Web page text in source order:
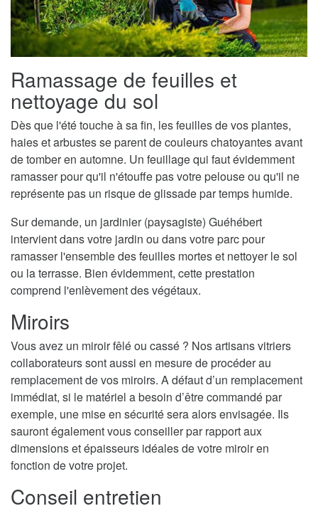
Ramassage de feuilles et
nettoyage du sol
Dès que l'été touche à sa fin, les feuilles de vos plantes,
haies et arbustes se parent de couleurs chatoyantes avant
de tomber en automne. Un feuillage qui faut évidemment
ramasser pour qu'il n'étouffe pas votre pelouse ou qu'il ne
représente pas un risque de glissade par temps humide.
Sur demande, un jardinier (paysagiste) Guéhébert
intervient dans votre jardin ou dans votre parc pour
ramasser l'ensemble des feuilles mortes et nettoyer le sol
ou la terrasse. Bien évidemment, cette prestation
comprend l'enlèvement des végétaux.
Miroirs
Vous avez un miroir fêlé ou cassé ? Nos artisans vitriers
collaborateurs sont aussi en mesure de procéder au
remplacement de vos miroirs. A défaut d’un remplacement
immédiat, si le matériel a besoin d’être commandé par
exemple, une mise en sécurité sera alors envisagée. Ils
sauront également vous conseiller par rapport aux
dimensions et épaisseurs idéales de votre miroir en
fonction de votre projet.
Conseil entretien